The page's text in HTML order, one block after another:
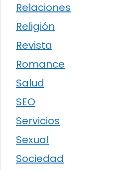
Relaciones
Religión
Revista
Romance
Salud
SEO
Servicios
Sexual
Sociedad